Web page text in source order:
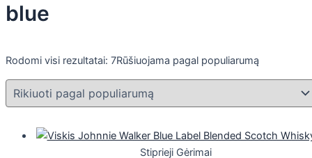
blue
Rodomi visi rezultatai: 7Rūšiuojama pagal populiarumą
Stiprieji Gėrimai